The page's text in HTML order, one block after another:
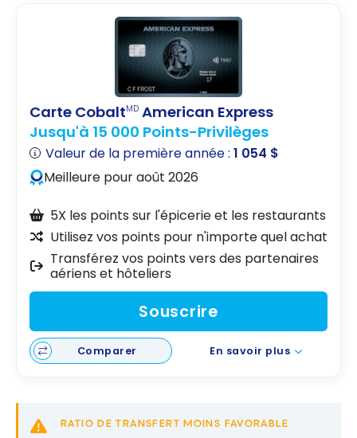
Carte CobaltMD American Express
Jusqu'à 15 000 Points-Privilèges
Valeur de la première année :1 054 $
Meilleure pour août 2026
5X les points sur l'épicerie et les restaurants
Utilisez vos points pour n'importe quel achat
Transférez vos points vers des partenaires
aériens et hôteliers
Souscrire
Comparer En savoir plus
RATIO DE TRANSFERT MOINS FAVORABLE